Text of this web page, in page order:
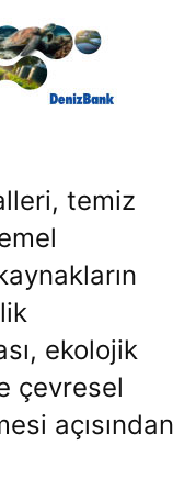
temiz
ekolojik
çevresel
açısından